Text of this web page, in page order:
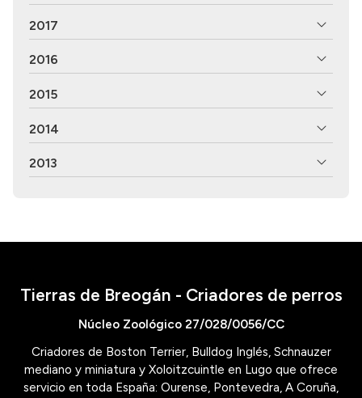
2017
2016
2015
2014
2013
Tierras de Breogán - Criadores de perros
Núcleo Zoológico 27/028/0056/CC
Criadores de Boston Terrier, Bulldog Inglés, Schnauzer
mediano y miniatura y Xoloitzcuintle en Lugo que ofrece
servicio en toda España: Ourense, Pontevedra, A Coruña,